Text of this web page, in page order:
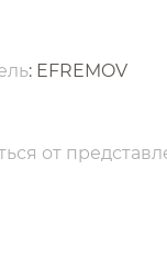
: EFREMOV
от